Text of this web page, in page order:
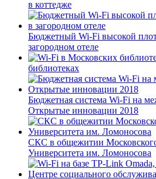
в коттедже
Бюджетный Wi-Fi высокой
загородном отеле
библиотеках
Бюджетная система Wi-Fi на
Открытые инновации 2018
СКС в общежитии Московского
Университета им. Ломоносова